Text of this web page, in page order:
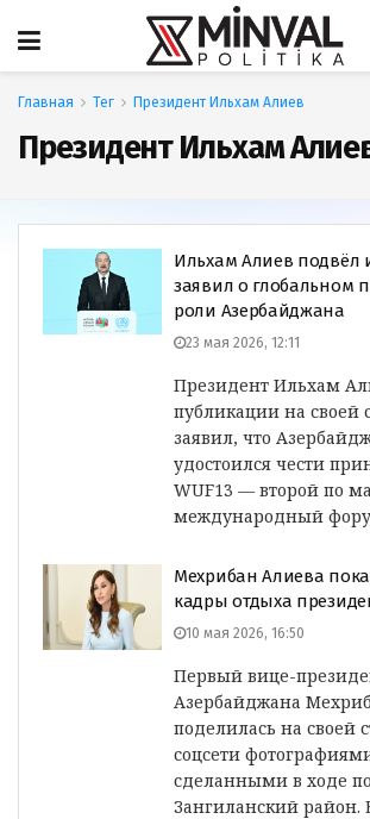
Главная Тег Президент Ильхам Алиев
Президент Ильхам
Ильхам Алиев подвёл
заявил о глобальном
роли Азербайджана
23 мая 2026, 12:11
Президент Ильхам
публикации на своей
заявил, что
удостоился чести
WUF13 — второй по
международный
Мехрибан Алиева
кадры отдыха
10 мая 2026, 16:50
Первый вице-
Азербайджана
поделилась на своей
соцсети
сделанными в ходе
Зангиланский район.